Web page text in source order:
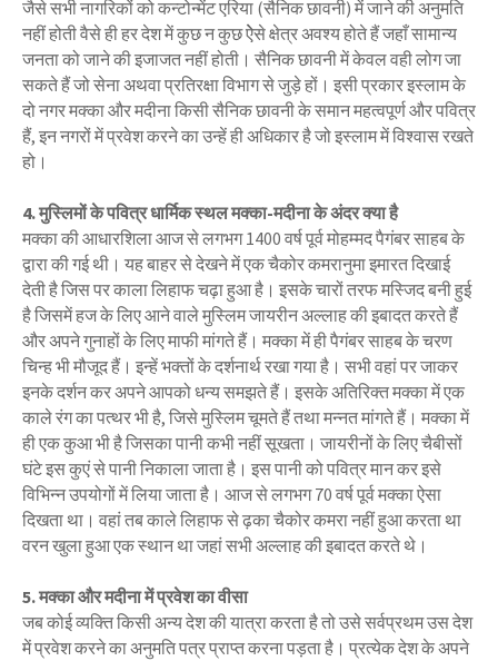
जैसे सभी नागरिकों को कन्टोन्मेंट एरिया (सैनिक छावनी) में जाने की अनुमति
नहीं होती वैसे ही हर देश में कुछ न कुछ ऐेसे क्षेत्र अवश्य होते हैं जहाँ सामान्य
जनता को जाने की इजाजत नहीं होती। सैनिक छावनी में केवल वही लोग जा
सकते हैं जो सेना अथवा प्रतिरक्षा विभाग से जुड़े हों। इसी प्रकार इस्लाम के
दो नगर मक्का और मदीना किसी सैनिक छावनी के समान महत्वपूर्ण और पवित्र
हैं, इन नगरों में प्रवेश करने का उन्हें ही अधिकार है जो इस्लाम में विश्वास रखते
हो।
4. मुस्लिमों के पवित्र धार्मिक स्थल मक्का-मदीना के अंदर क्या है
मक्का की आधारशिला आज से लगभग 1400 वर्ष पूर्व मोहम्मद पैगंबर साहब के
द्वारा की गई थी। यह बाहर से देखने में एक चैकोर कमरानुमा इमारत दिखाई
देती है जिस पर काला लिहाफ चढ़ा हुआ है। इसके चारों तरफ मस्जिद बनी हुई
है जिसमें हज के लिए आने वाले मुस्लिम जायरीन अल्लाह की इबादत करते हैं
और अपने गुनाहों के लिए माफी मांगते हैं। मक्का में ही पैगंबर साहब के चरण
चिन्ह भी मौजूद हैं। इन्हें भक्तों के दर्शनार्थ रखा गया है। सभी वहां पर जाकर
इनके दर्शन कर अपने आपको धन्य समझते हैं। इसके अतिरिक्त मक्का में एक
काले रंग का पत्थर भी है, जिसे मुस्लिम चूमते हैं तथा मन्नत मांगते हैं। मक्का में
ही एक कुआ भी है जिसका पानी कभी नहीं सूखता। जायरीनों के लिए चैबीसों
घंटे इस कुएं से पानी निकाला जाता है। इस पानी को पवित्र मान कर इसे
विभिन्न उपयोगों में लिया जाता है। आज से लगभग 70 वर्ष पूर्व मक्का ऐसा
दिखता था। वहां तब काले लिहाफ से ढ़का चैकोर कमरा नहीं हुआ करता था
वरन खुला हुआ एक स्थान था जहां सभी अल्लाह की इबादत करते थे।
5. मक्का और मदीना में प्रवेश का वीसा
जब कोई व्यक्ति किसी अन्य देश की यात्रा करता है तो उसे सर्वप्रथम उस देश
में प्रवेश करने का अनुमति पत्र प्राप्त करना पड़ता है। प्रत्येक देश के अपने